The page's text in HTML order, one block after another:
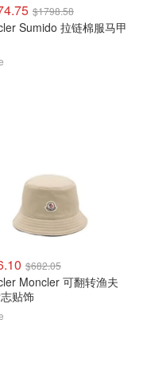
$1798.58
Sumido 拉链棉服马甲
$682.05
Moncler 可翻转渔夫
贴饰